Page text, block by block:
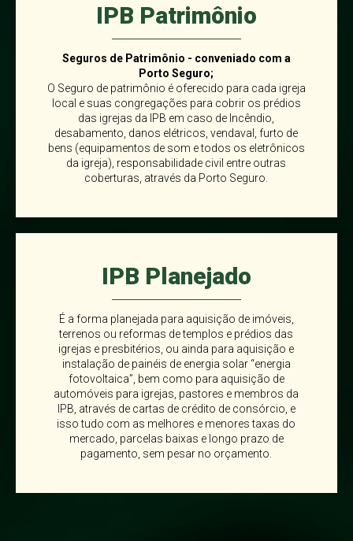
IPB Patrimônio
Seguros de Patrimônio - conveniado com a
Porto Seguro;
O Seguro de patrimônio é oferecido para cada igreja
local e suas congregações para cobrir os prédios
das igrejas da IPB em caso de Incêndio,
desabamento, danos elétricos, vendaval, furto de
bens (equipamentos de som e todos os eletrônicos
da igreja), responsabilidade civil entre outras
coberturas, através da Porto Seguro.
IPB Planejado
É a forma planejada para aquisição de imóveis,
terrenos ou reformas de templos e prédios das
igrejas e presbitérios, ou ainda para aquisição e
instalação de painéis de energia solar “energia
fotovoltaica”, bem como para aquisição de
automóveis para igrejas, pastores e membros da
IPB, através de cartas de crédito de consórcio, e
isso tudo com as melhores e menores taxas do
mercado, parcelas baixas e longo prazo de
pagamento, sem pesar no orçamento.